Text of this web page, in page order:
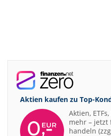
Aktien kaufen zu Top-
Aktien,
mehr – jetzt
handeln